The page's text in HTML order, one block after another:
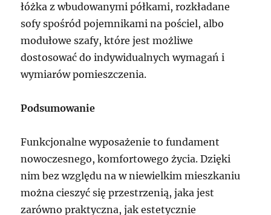
łóżka z wbudowanymi półkami, rozkładane
sofy spośród pojemnikami na pościel, albo
modułowe szafy, które jest możliwe
dostosować do indywidualnych wymagań i
wymiarów pomieszczenia.
Podsumowanie
Funkcjonalne wyposażenie to fundament
nowoczesnego, komfortowego życia. Dzięki
nim bez względu na w niewielkim mieszkaniu
można cieszyć się przestrzenią, jaka jest
zarówno praktyczna, jak estetycznie